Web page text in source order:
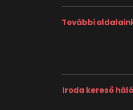
További
Iroda kereső